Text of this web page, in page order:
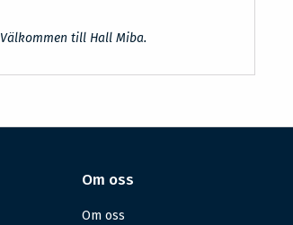
Välkommen till Hall Miba.
Om oss
Om oss